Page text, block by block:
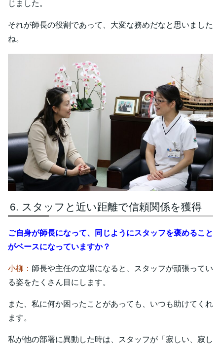
じました。
それが師長の役割であって、大変な務めだなと思いました
ね。
スタッフと近い距離で信頼関係を獲得
ご自身が師長になって、同じようにスタッフを褒めること
がベースになっていますか？
小柳： 師長や主任の立場になると、スタッフが頑張ってい
る姿をたくさん目にします。
また、私に何か困ったことがあっても、いつも助けてくれ
ます。
私が他の部署に異動した時は、スタッフが「寂しい、寂し